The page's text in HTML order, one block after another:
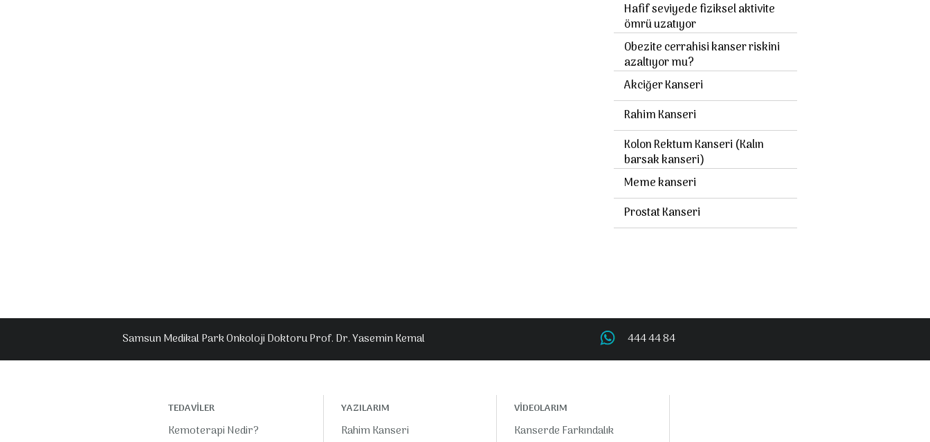
Hafif seviyede fiziksel aktivite
ömrü uzatıyor
Obezite cerrahisi kanser riskini
azaltıyor mu?
Akciğer Kanseri
Rahim Kanseri
Kolon Rektum Kanseri (Kalın
barsak kanseri)
Meme kanseri
Prostat Kanseri
Samsun Medikal Park Onkoloji Doktoru Prof. Dr. Yasemin Kemal 444 44 84
TEDAVİLER
Kemoterapi Nedir?
YAZILARIM
Rahim Kanseri
VİDEOLARIM
Kanserde Farkındalık